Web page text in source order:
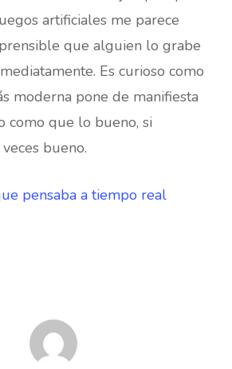
artificiales me parece
que alguien lo grabe
Es curioso como
moderna pone de manifiesta
como que lo bueno, si
bueno.
pensaba a tiempo real